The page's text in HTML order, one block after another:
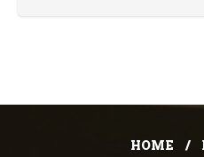
HOME